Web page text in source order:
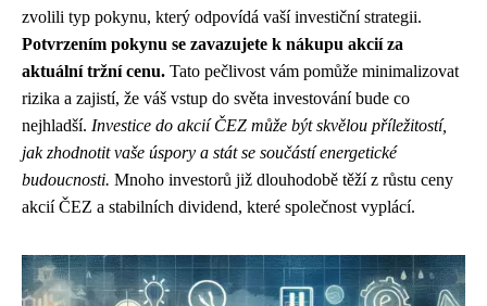
zvolili typ pokynu, který odpovídá vaší investiční strategii.
Potvrzením pokynu se zavazujete k nákupu akcií za
aktuální tržní cenu. Tato pečlivost vám pomůže minimalizovat
rizika a zajistí, že váš vstup do světa investování bude co
nejhladší. Investice do akcií ČEZ může být skvělou příležitostí,
jak zhodnotit vaše úspory a stát se součástí energetické
budoucnosti. Mnoho investorů již dlouhodobě těží z růstu ceny
akcií ČEZ a stabilních dividend, které společnost vyplácí.